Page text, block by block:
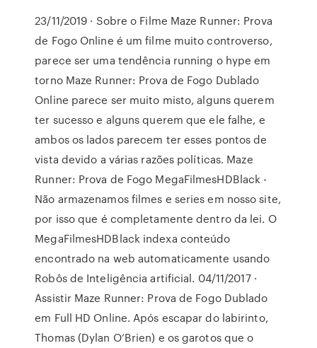
23/11/2019 · Sobre o Filme Maze Runner: Prova
de Fogo Online é um filme muito controverso,
parece ser uma tendência running o hype em
torno Maze Runner: Prova de Fogo Dublado
Online parece ser muito misto, alguns querem
ter sucesso e alguns querem que ele falhe, e
ambos os lados parecem ter esses pontos de
vista devido a várias razões políticas. Maze
Runner: Prova de Fogo MegaFilmesHDBlack -
Não armazenamos filmes e series em nosso site,
por isso que é completamente dentro da lei. O
MegaFilmesHDBlack indexa conteúdo
encontrado na web automaticamente usando
Robôs de Inteligência artificial. 04/11/2017 ·
Assistir Maze Runner: Prova de Fogo Dublado
em Full HD Online. Após escapar do labirinto,
Thomas (Dylan O’Brien) e os garotos que o